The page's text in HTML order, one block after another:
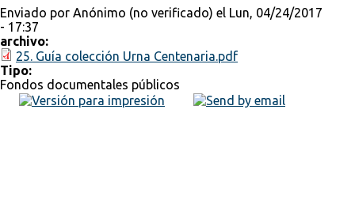
Enviado por Anónimo (no verificado) el Lun, 04/24/2017
- 17:37
archivo:
25. Guía colección Urna Centenaria.pdf
Tipo:
Fondos documentales públicos